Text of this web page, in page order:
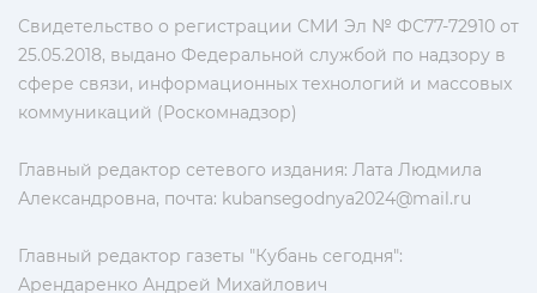
Свидетельство о регистрации СМИ Эл № ФС77-72910 от
25.05.2018, выдано Федеральной службой по надзору в
сфере связи, информационных технологий и массовых
коммуникаций (Роскомнадзор)
Главный редактор сетевого издания: Лата Людмила
Александровна, почта: kubansegodnya2024@mail.ru
Главный редактор газеты "Кубань сегодня":
Арендаренко Андрей Михайлович